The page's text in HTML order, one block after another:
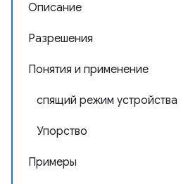
Описание
Разрешения
Понятия и применение
спящий режим устройства
Упорство
Примеры